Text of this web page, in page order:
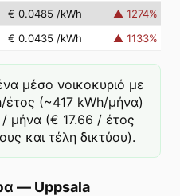
€ 0.0485 /kWh ▲ 1274%
€ 0.0435 /kWh ▲ 1133%
μέσο νοικοκυριό με
(~417 kWh/μήνα)
/ μήνα (€ 17.66 / έτος
και τέλη δικτύου).
— Uppsala